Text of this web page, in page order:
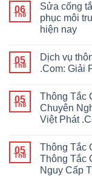
06
Th8
Sửa cống
phục môi
hiện nay
05
Th8
Dịch vụ
.Com: Giải
05
Th8
Thông Tắc
Chuyên
Việt Phát
05
Th8
Thông Tắc
Thông Tắc
Nguy Cấp